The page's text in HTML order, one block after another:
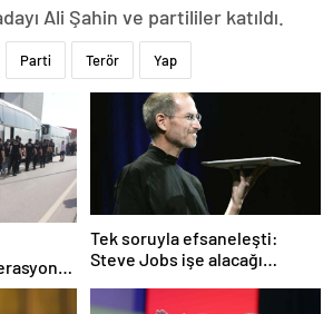
Ali Şahin ve partililer katıldı.
Parti Terör Yap
Tek soruyla efsaneleşti:
Steve Jobs işe alacağı
seçiyordu!